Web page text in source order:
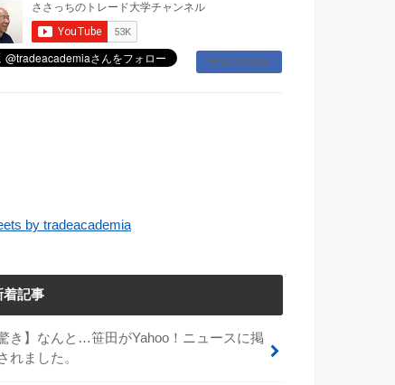
Facebook
by tradeacademia
着記事
驚き】なんと…笹田がYahoo！ニュースに掲
れました。